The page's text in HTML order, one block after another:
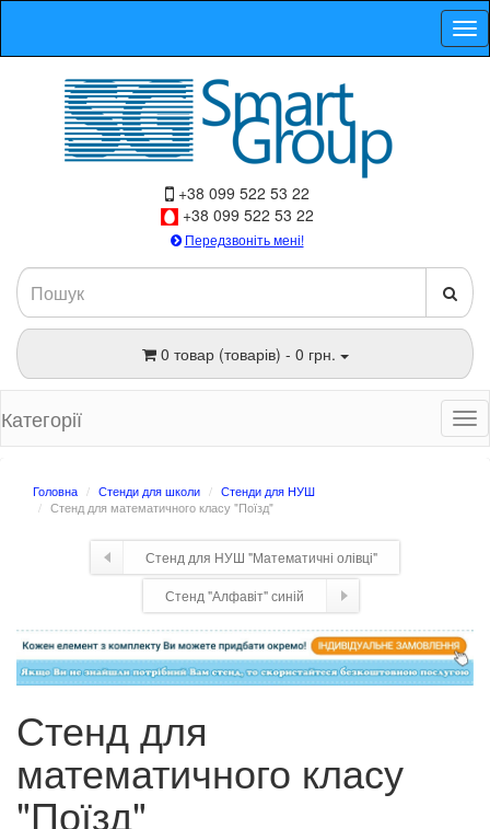
+38 099 522 53 22
+38 099 522 53 22
Передзвоніть мені!
0 товар (товарів) - 0 грн.
Категорії
Головна Стенди для школи
Стенди для НУШ
Стенд для математичного класу "Поїзд"
Стенд для НУШ "Математичні олівці"
Стенд "Алфавіт" синій
Стенд для
математичного класу
"Поїзд"